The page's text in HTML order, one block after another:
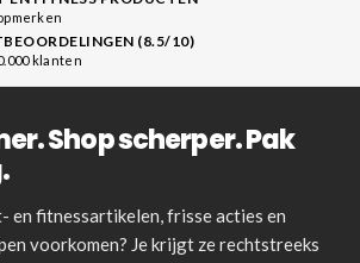
(8.5/10)
klanten
Shop scherper. Pak
en fitnessartikelen, frisse acties en
voorkomen? Je krijgt ze rechtstreeks